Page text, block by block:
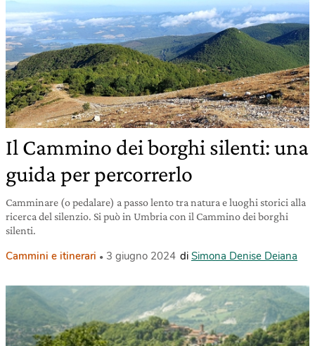
Il Cammino dei borghi silenti: una
guida per percorrerlo
Camminare (o pedalare) a passo lento tra natura e luoghi storici alla
ricerca del silenzio. Si può in Umbria con il Cammino dei borghi
silenti.
Cammini e itinerari 3 giugno 2024 di Simona Denise Deiana